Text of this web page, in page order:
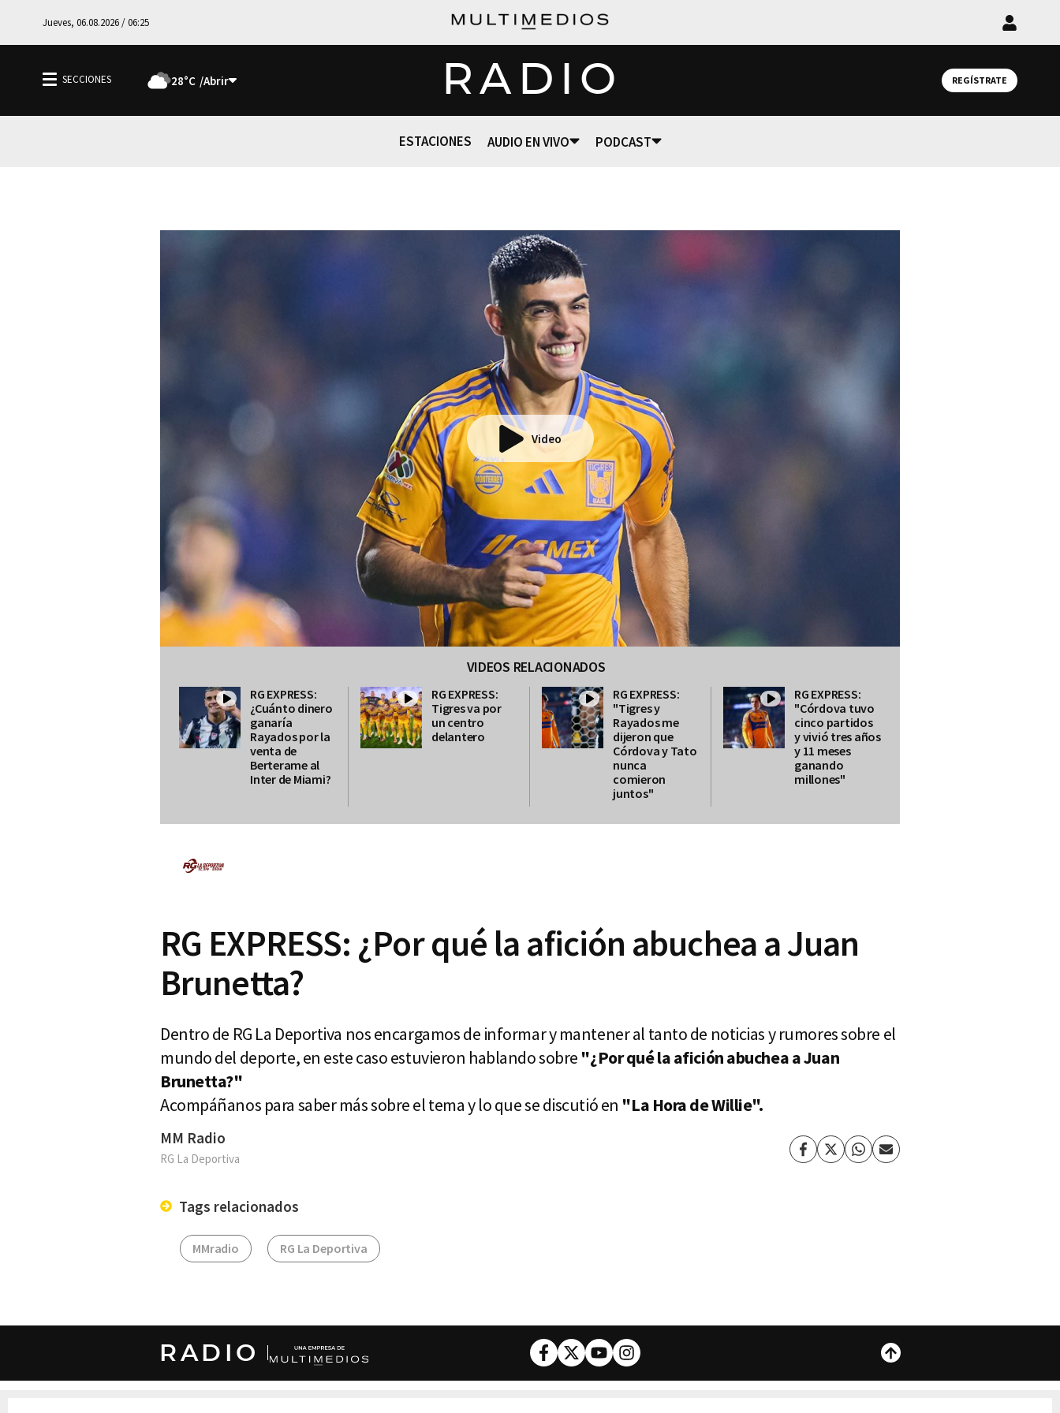
Jueves, 06.08.2026 / 06:25
Iniciar
28°C RADIO REGÍSTRATE
ESTACIONES AUDIO EN VIVO PODCAST
Video
VIDEOS RELACIONADOS
RG EXPRESS:
¿Cuánto dinero
ganaría
Rayados por la
venta de
Berterame al
Inter de Miami?
RG EXPRESS:
Tigres va por
un centro
delantero
RG EXPRESS:
"Tigres y
Rayados me
dijeron que
Córdova y Tato
nunca
comieron
juntos"
RG EXPRESS:
"Córdova tuvo
cinco partidos
y vivió tres años
y 11 meses
ganando
millones"
RG EXPRESS: ¿Por qué la afición abuchea a Juan
Brunetta?
Dentro de RG La Deportiva nos encargamos de informar y mantener al tanto de noticias y rumores sobre el
mundo del deporte, en este caso estuvieron hablando sobre "¿Por qué la afición abuchea a Juan
Brunetta?"
Acompáñanos para saber más sobre el tema y lo que se discutió en "La Hora de Willie".
MM Radio
RG La Deportiva Facebook
TwitterWhatsapp
Enviar
Tags relacionados
MMradio RG La Deportiva
RADIO Facebook
TwitterYoutubeInstagram Subir